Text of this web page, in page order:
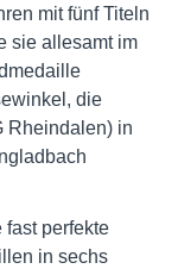
mit fünf Titeln
sie allesamt im
die
Rheindalen) in
fast perfekte
in sechs